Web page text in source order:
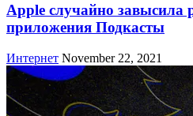
Apple случайно завысила
приложения Подкасты
Интернет November 22, 2021